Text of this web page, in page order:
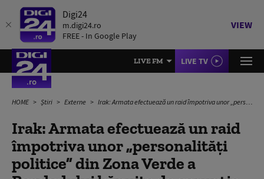
Digi24
m.digi24.ro
FREE - In Google Play
VIEW
LIVE FM LIVE TV
HOME Știri Externe Irak: Armata efectuează un raid împotriva unor „personalităţi politice” din Zona Verde a Bagdadului bănuite de corupție
Irak: Armata efectuează un raid
împotriva unor „personalităţi
politice” din Zona Verde a